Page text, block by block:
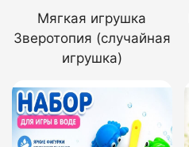
Мягкая игрушка
Зверотопия (случайная
игрушка)